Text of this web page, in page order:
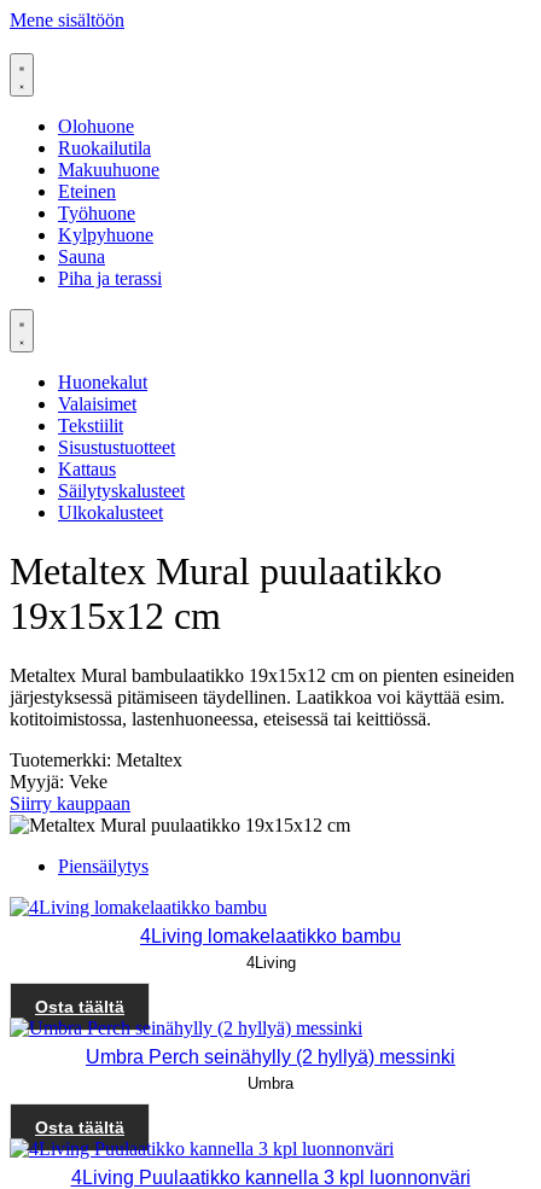
Mene sisältöön
Olohuone
Ruokailutila
Makuuhuone
Eteinen
Työhuone
Kylpyhuone
Sauna
Piha ja terassi
Huonekalut
Valaisimet
Tekstiilit
Sisustustuotteet
Kattaus
Säilytyskalusteet
Ulkokalusteet
Metaltex Mural puulaatikko
19x15x12 cm
Metaltex Mural bambulaatikko 19x15x12 cm on pienten esineiden
järjestyksessä pitämiseen täydellinen. Laatikkoa voi käyttää esim.
kotitoimistossa, lastenhuoneessa, eteisessä tai keittiössä.
Tuotemerkki: Metaltex
Myyjä: Veke
Siirry kauppaan
Piensäilytys
4Living lomakelaatikko bambu
4Living
Osta täältä
Umbra Perch seinähylly (2 hyllyä) messinki
Umbra
Osta täältä
4Living Puulaatikko kannella 3 kpl luonnonväri